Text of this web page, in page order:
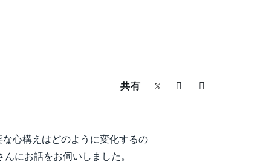
共有
心構えはどのように変化するの
にお話をお伺いしました。